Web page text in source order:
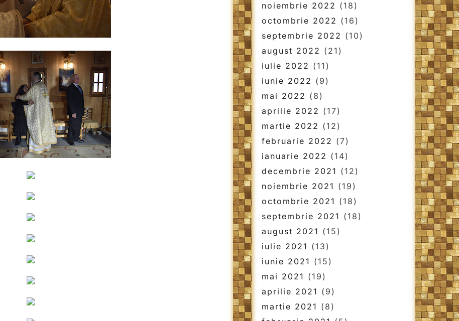
noiembrie 2022 (18)
octombrie 2022 (16)
septembrie 2022 (10)
august 2022 (21)
iulie 2022 (11)
iunie 2022 (9)
mai 2022 (8)
aprilie 2022 (17)
martie 2022 (12)
februarie 2022 (7)
ianuarie 2022 (14)
decembrie 2021 (12)
noiembrie 2021 (19)
octombrie 2021 (18)
septembrie 2021 (18)
august 2021 (15)
iulie 2021 (13)
iunie 2021 (15)
mai 2021 (19)
aprilie 2021 (9)
martie 2021 (8)